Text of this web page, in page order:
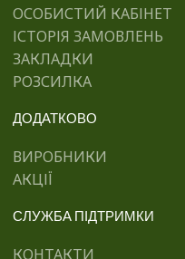
ОСОБИСТИЙ КАБІНЕТ
ІСТОРІЯ ЗАМОВЛЕНЬ
ЗАКЛАДКИ
РОЗСИЛКА
ДОДАТКОВО
ВИРОБНИКИ
АКЦІЇ
СЛУЖБА ПІДТРИМКИ
КОНТАКТИ